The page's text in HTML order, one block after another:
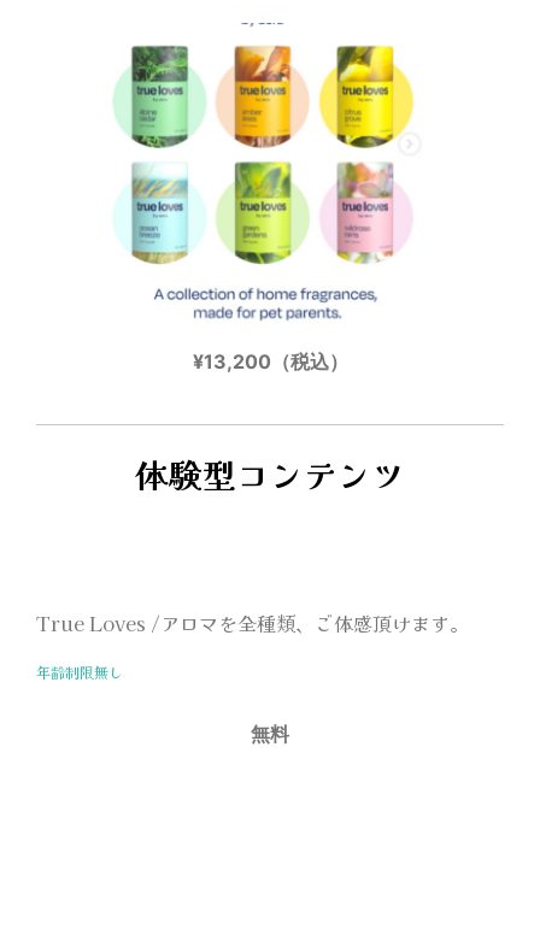
¥13,200（税込）
体験型コンテンツ
True Loves /アロマを全種類、ご体感頂けます。
年齢制限無し
無料